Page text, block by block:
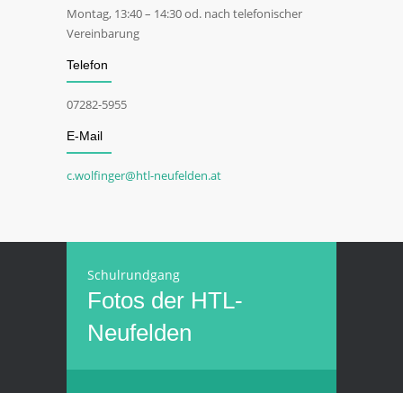
Montag, 13:40 – 14:30 od. nach telefonischer
Vereinbarung
Telefon
07282-5955
E-Mail
c.wolfinger@htl-neufelden.at
Schulrundgang
Fotos der HTL-
Neufelden